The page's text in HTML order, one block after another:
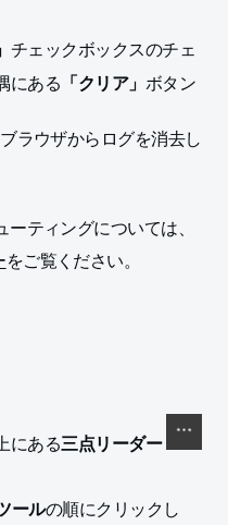
チェックボックスのチェ
にある 「クリア」 ボタン
ブラウザからログを消去し
ティングについては、
をご覧ください。
にある三点リーダー
ールの順にクリックし